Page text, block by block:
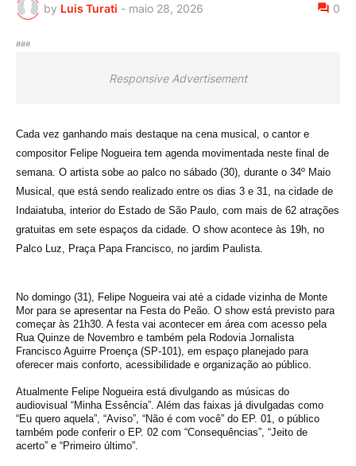
by Luis Turati - maio 28, 2026 0
###
Responsive Advertisement
Cada vez ganhando mais destaque na cena musical, o cantor e
compositor Felipe Nogueira tem agenda movimentada neste final de
semana. O artista sobe ao palco no sábado (30), durante o 34º Maio
Musical, que está sendo realizado entre os dias 3 e 31, na cidade de
Indaiatuba, interior do Estado de São Paulo, com mais de 62 atrações
gratuitas em sete espaços da cidade. O show acontece às 19h, no
Palco Luz, Praça Papa Francisco, no jardim Paulista.
No domingo (31), Felipe Nogueira vai até a cidade vizinha de Monte
Mor para se apresentar na Festa do Peão. O show está previsto para
começar às 21h30. A festa vai acontecer em área com acesso pela
Rua Quinze de Novembro e também pela Rodovia Jornalista
Francisco Aguirre Proença (SP-101), em espaço planejado para
oferecer mais conforto, acessibilidade e organização ao público.
Atualmente Felipe Nogueira está divulgando as músicas do
audiovisual “Minha Essência”. Além das faixas já divulgadas como
“Eu quero aquela”, “Aviso”, “Não é com você” do EP. 01, o público
também pode conferir o EP. 02 com “Consequências”, “Jeito de
acerto” e “Primeiro último”.